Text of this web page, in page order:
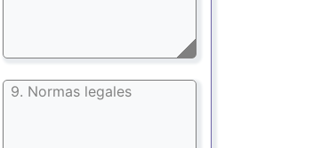
9. Normas legales